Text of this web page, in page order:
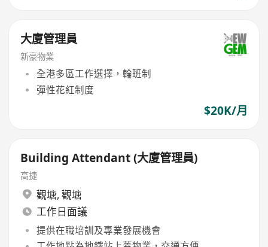
大廈管理員
新豪物業
全港多區工作選擇，輪班制
彈性花紅制度
$20K/月
Building Attendant (大廈管理員)
高捷
觀塘, 觀塘
工作日面議
提供在職培訓及專業發展機會